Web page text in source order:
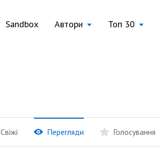
Sandbox Автори Топ 30
Свіжі Перегляди Голосування